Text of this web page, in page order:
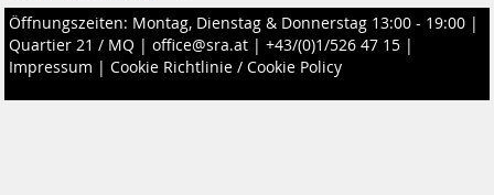
Öffnungszeiten: Montag, Dienstag & Donnerstag 13:00 - 19:00 |
Quartier 21 / MQ | office@sra.at | +43/(0)1/526 47 15 |
Impressum | Cookie Richtlinie / Cookie Policy